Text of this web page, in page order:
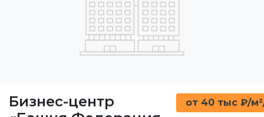
Бизнес-центр
от 40 тыс ₽/